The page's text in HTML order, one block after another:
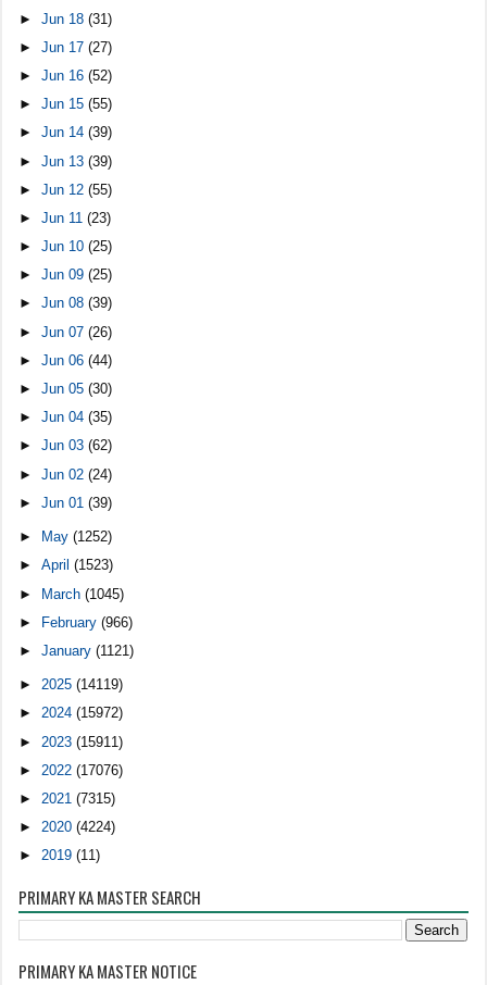
►Jun 18(31)
►Jun 17(27)
►Jun 16(52)
►Jun 15(55)
►Jun 14(39)
►Jun 13(39)
►Jun 12(55)
►Jun 11(23)
►Jun 10(25)
►Jun 09(25)
►Jun 08(39)
►Jun 07(26)
►Jun 06(44)
►Jun 05(30)
►Jun 04(35)
►Jun 03(62)
►Jun 02(24)
►Jun 01(39)
► May(1252)
►April(1523)
► March(1045)
► February(966)
►January(1121)
►2025(14119)
►2024(15972)
► 2023(15911)
► 2022(17076)
►2021(7315)
►2020(4224)
►2019(11)
PRIMARY KA MASTER SEARCH
PRIMARY KA MASTER NOTICE